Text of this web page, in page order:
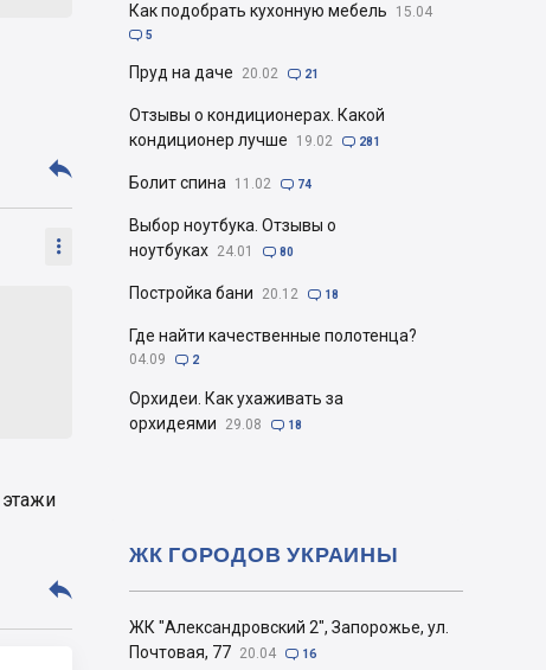



Как подобрать кухонную мебель 15.04
 5
Пруд на даче 20.02  21
Отзывы о кондиционерах. Какой
кондиционер лучше
19.02  281
Болит спина 11.02  74
Выбор ноутбука. Отзывы о
ноутбуках 24.01  80
Постройка бани 20.12  18
Где найти качественные полотенца?
04.09  2
Орхидеи. Как ухаживать за
орхидеями
29.08  18
ЖК "Александровский 2", Запорожье, ул.
Почтовая, 77 20.04  16
ЖК ГОРОДОВ УКРАИНЫ